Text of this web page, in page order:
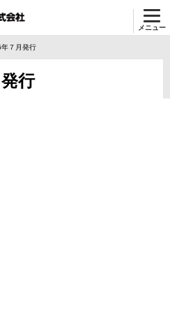
メニュー
７月発行
行